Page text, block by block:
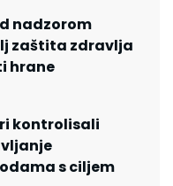
nadzorom
zaštita zdravlja
hrane
kontrolisali
s ciljem